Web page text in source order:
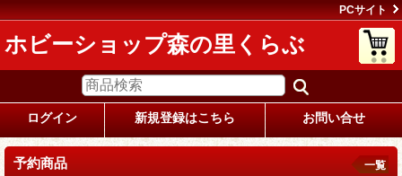
PCサイト
ホビーショップ森の里くらぶ
ログイン 新規登録はこちら お問い合せ
予約商品
一覧